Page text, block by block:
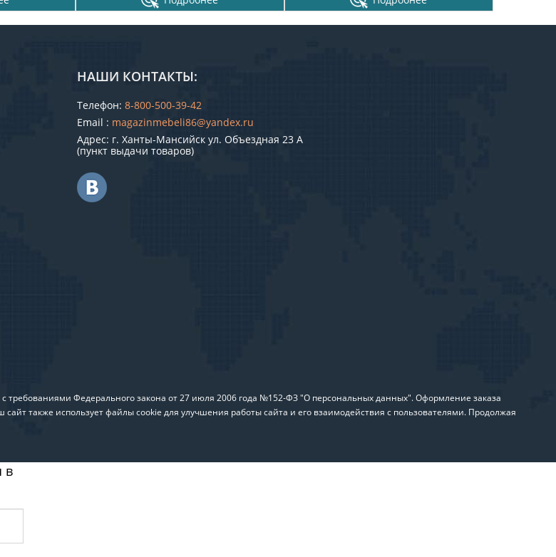
НАШИ КОНТАКТЫ:
Телефон: 8-800-500-39-42
Email : magazinmebeli86@yandex.ru
Адрес: г. Ханты-Мансийск ул. Объездная 23 А
(пункт выдачи товаров)
требованиями Федерального закона от 27 июля 2006 года №152-ФЗ "О персональных данных". Оформление заказа
также использует файлы cookie для улучшения работы сайта и его взаимодействия с пользователями. Продолжая
в